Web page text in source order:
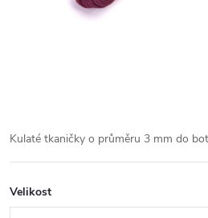
Kulaté tkaničky o průměru 3 mm do
Velikost